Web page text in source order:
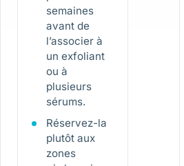
semaines
avant de
l’associer à
un exfoliant
ou à
plusieurs
sérums.
Réservez-la
plutôt aux
zones